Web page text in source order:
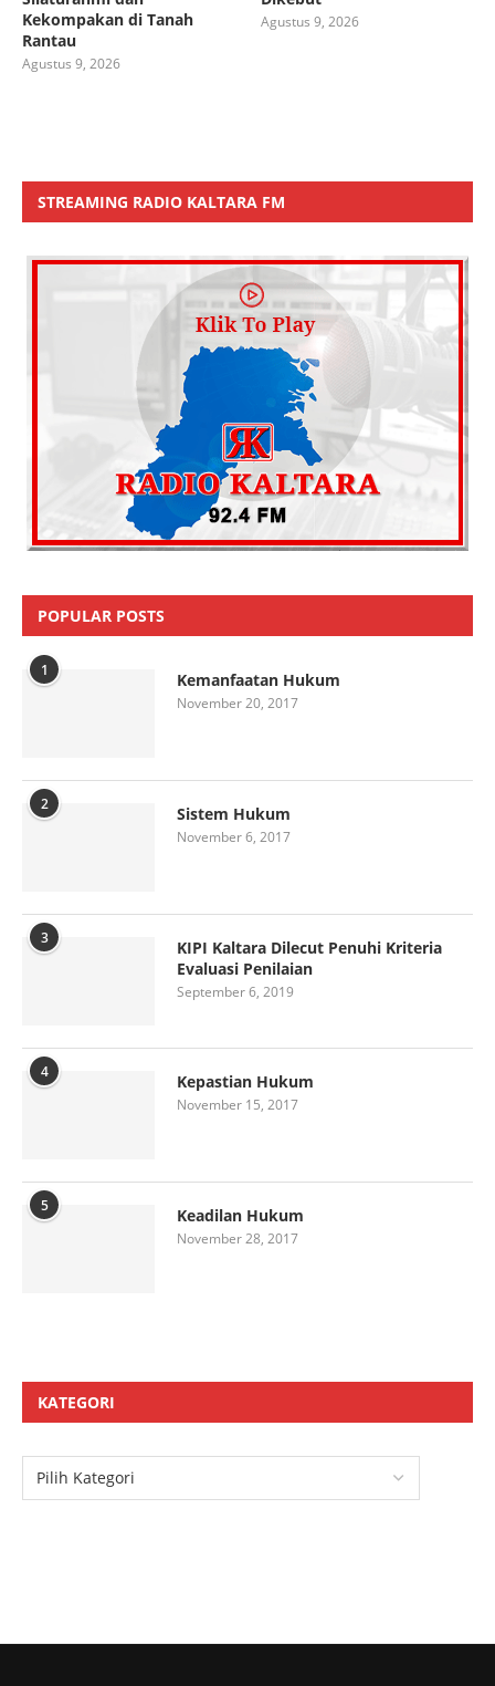
Kekompakan di Tanah
Rantau
Agustus 9, 2026
Agustus 9, 2026
STREAMING RADIO KALTARA FM
POPULAR POSTS
1 Kemanfaatan Hukum
November 20, 2017
2 Sistem Hukum
November 6, 2017
3
KIPI Kaltara Dilecut Penuhi Kriteria
Evaluasi Penilaian
September 6, 2019
4 Kepastian Hukum
November 15, 2017
5 Keadilan Hukum
November 28, 2017
KATEGORI